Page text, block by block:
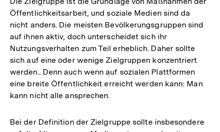
Öffentlichkeitsarbeit, und soziale Medien sind da
nicht anders. Die meisten Bevölkerungsgruppen sind
auf ihnen aktiv, doch unterscheidet sich ihr
Nutzungsverhalten zum Teil erheblich. Daher sollte
sich auf eine oder wenige Zielgruppen konzentriert
werden.. Denn auch wenn auf sozialen Plattformen
eine breite Öffentlichkeit erreicht werden kann: Man
kann nicht alle ansprechen.
Bei der Definition der Zielgruppe sollte insbesondere